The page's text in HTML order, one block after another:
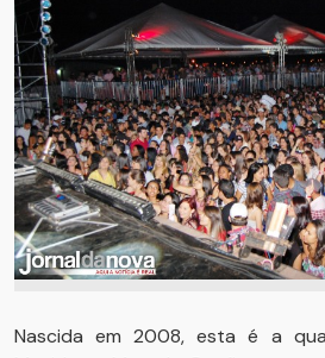
Nascida em 2008, esta é a